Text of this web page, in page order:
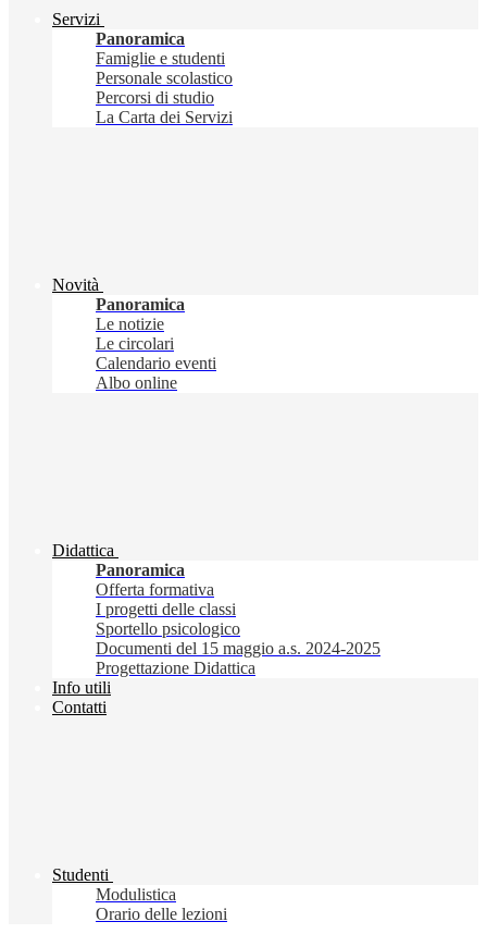
Servizi
Panoramica
Famiglie e studenti
Personale scolastico
Percorsi di studio
La Carta dei Servizi
Novità
Panoramica
Le notizie
Le circolari
Calendario eventi
Albo online
Didattica
Panoramica
Offerta formativa
I progetti delle classi
Sportello psicologico
Documenti del 15 maggio a.s. 2024-2025
Progettazione Didattica
Info utili
Contatti
Studenti
Modulistica
Orario delle lezioni